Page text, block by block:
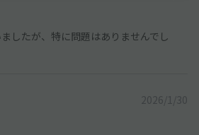
したが、特に問題はありませんでし
2026/1/30